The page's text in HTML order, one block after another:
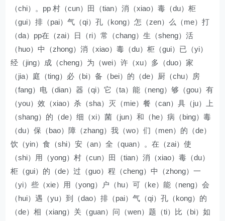
（chi）。pp 村（cun）田（tian）消（xiao）毒（du）柜
（gui）排（pai）气（qi）孔（kong）怎（zen）么（me）打
（da）pp在（zai）日（ri）常（chang）生（sheng）活
（huo）中（zhong）消（xiao）毒（du）柜（gui）已（yi）
经（jing）成（cheng）为（wei）许（xu）多（duo）家
（jia）庭（ting）必（bi）备（bei）的（de）厨（chu）房
（fang）电（dian）器（qi）它（ta）能（neng）够（gou）有
（you）效（xiao）杀（sha）灭（mie）餐（can）具（ju）上
（shang）的（de）细（xi）菌（jun）和（he）病（bing）毒
（du）保（bao）障（zhang）我（wo）们（men）的（de）
饮（yin）食（shi）安（an）全（quan）。在（zai）使
（shi）用（yong）村（cun）田（tian）消（xiao）毒（du）
柜（gui）的（de）过（guo）程（cheng）中（zhong）一
（yi）些（xie）用（yong）户（hu）可（ke）能（neng）会
（hui）遇（yu）到（dao）排（pai）气（qi）孔（kong）的
（de）相（xiang）关（guan）问（wen）题（ti）比（bi）如